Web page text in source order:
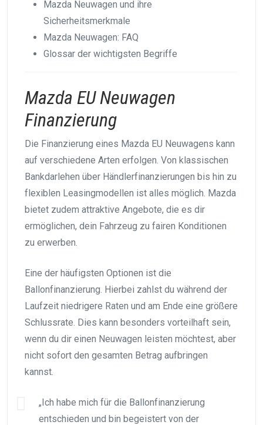
Mazda Neuwagen und ihre
Sicherheitsmerkmale
Mazda Neuwagen: FAQ
Glossar der wichtigsten Begriffe
Mazda EU Neuwagen
Finanzierung
Die Finanzierung eines Mazda EU Neuwagens kann
auf verschiedene Arten erfolgen. Von klassischen
Bankdarlehen über Händlerfinanzierungen bis hin zu
flexiblen Leasingmodellen ist alles möglich. Mazda
bietet zudem attraktive Angebote, die es dir
ermöglichen, dein Fahrzeug zu fairen Konditionen
zu erwerben.
Eine der häufigsten Optionen ist die
Ballonfinanzierung. Hierbei zahlst du während der
Laufzeit niedrigere Raten und am Ende eine größere
Schlussrate. Dies kann besonders vorteilhaft sein,
wenn du dir einen Neuwagen leisten möchtest, aber
nicht sofort den gesamten Betrag aufbringen
kannst.
„Ich habe mich für die Ballonfinanzierung
entschieden und bin begeistert von der